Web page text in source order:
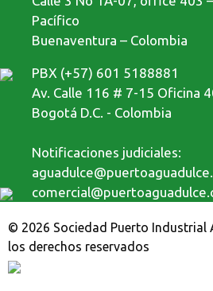
Pacífico
Buenaventura – Colombia
PBX (+57) 601 5188881
Av. Calle 116 # 7-15 Oficina
Bogotá D.C. - Colombia
Notificaciones judiciales:
© 2026 Sociedad Puerto Industrial
los derechos reservados